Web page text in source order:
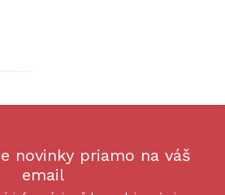
novinky priamo na váš
email